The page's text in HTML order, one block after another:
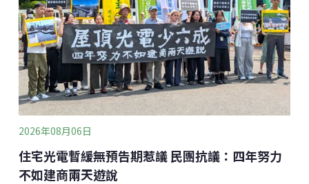
（’Etolan）部落頭目徐寬平表示，因為部落也有正面的
意見，他希望開發商能夠多與部落溝通，讓地方經濟得
到提升，「部落原本就應該要進步與發展。」現場也有
其他東河鄉居民支持開發案，認為能增加在地就業機
會。且開發商曾表示將提供教育訓練，讓當地人任職，
能促進年輕
2026年08月06日
住宅光電暫緩無預告期惹議 民團抗議：四年努力
不如建商兩天遊說